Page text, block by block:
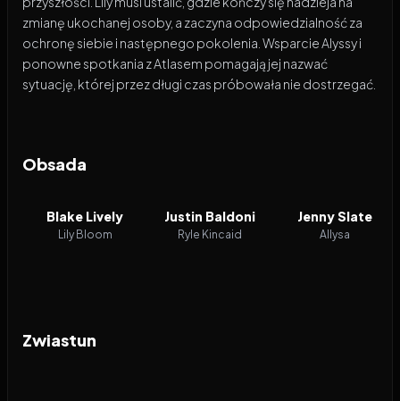
zmianę ukochanej osoby, a zaczyna odpowiedzialność za
ochronę siebie i następnego pokolenia. Wsparcie Alyssy i
ponowne spotkania z Atlasem pomagają jej nazwać
sytuację, której przez długi czas próbowała nie dostrzegać.
Obsada
Blake Lively
Lily Bloom
Justin Baldoni
Ryle Kincaid
Jenny Slate
Allysa
Zwiastun